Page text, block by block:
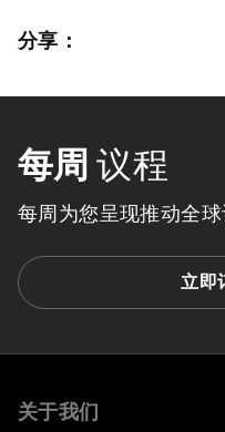
分享：
每周 议程
每周为您呈现推动全球
立即
关于我们